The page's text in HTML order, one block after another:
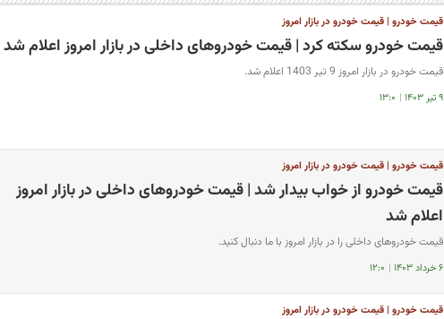
قیمت خودرو | قیمت خودرو در بازار امروز
قیمت خودرو سکته کرد | قیمت خودروهای داخلی در بازار امروز اعلام شد
قیمت خودرو در بازار امروز 9 تیر 1403 اعلام شد.
۹ تیر ۱۴۰۳ | ۱۳:۰
قیمت خودرو | قیمت خودرو در بازار امروز
قیمت خودرو از خواب بیدار شد | قیمت خودروهای داخلی در بازار امروز
اعلام شد
قیمت خودروهای داخلی را در بازار امروز با ما دنبال کنید.
۶ خرداد ۱۴۰۳ | ۱۲:۰
قیمت خودرو | قیمت خودرو در بازار امروز